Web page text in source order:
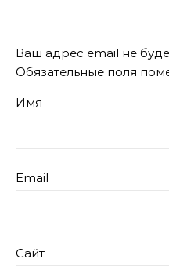
Ваш адрес email не
Обязательные поля
Имя
Email
Сайт